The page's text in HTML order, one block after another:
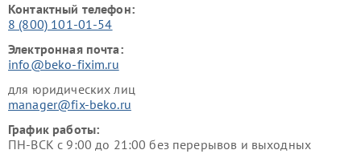
Контактный телефон:
8 (800) 101-01-54
Электронная почта:
info@beko-fixim.ru
для юридических лиц
manager@fix-beko.ru
График работы:
ПН-ВСК с 9:00 до 21:00 без перерывов и выходных